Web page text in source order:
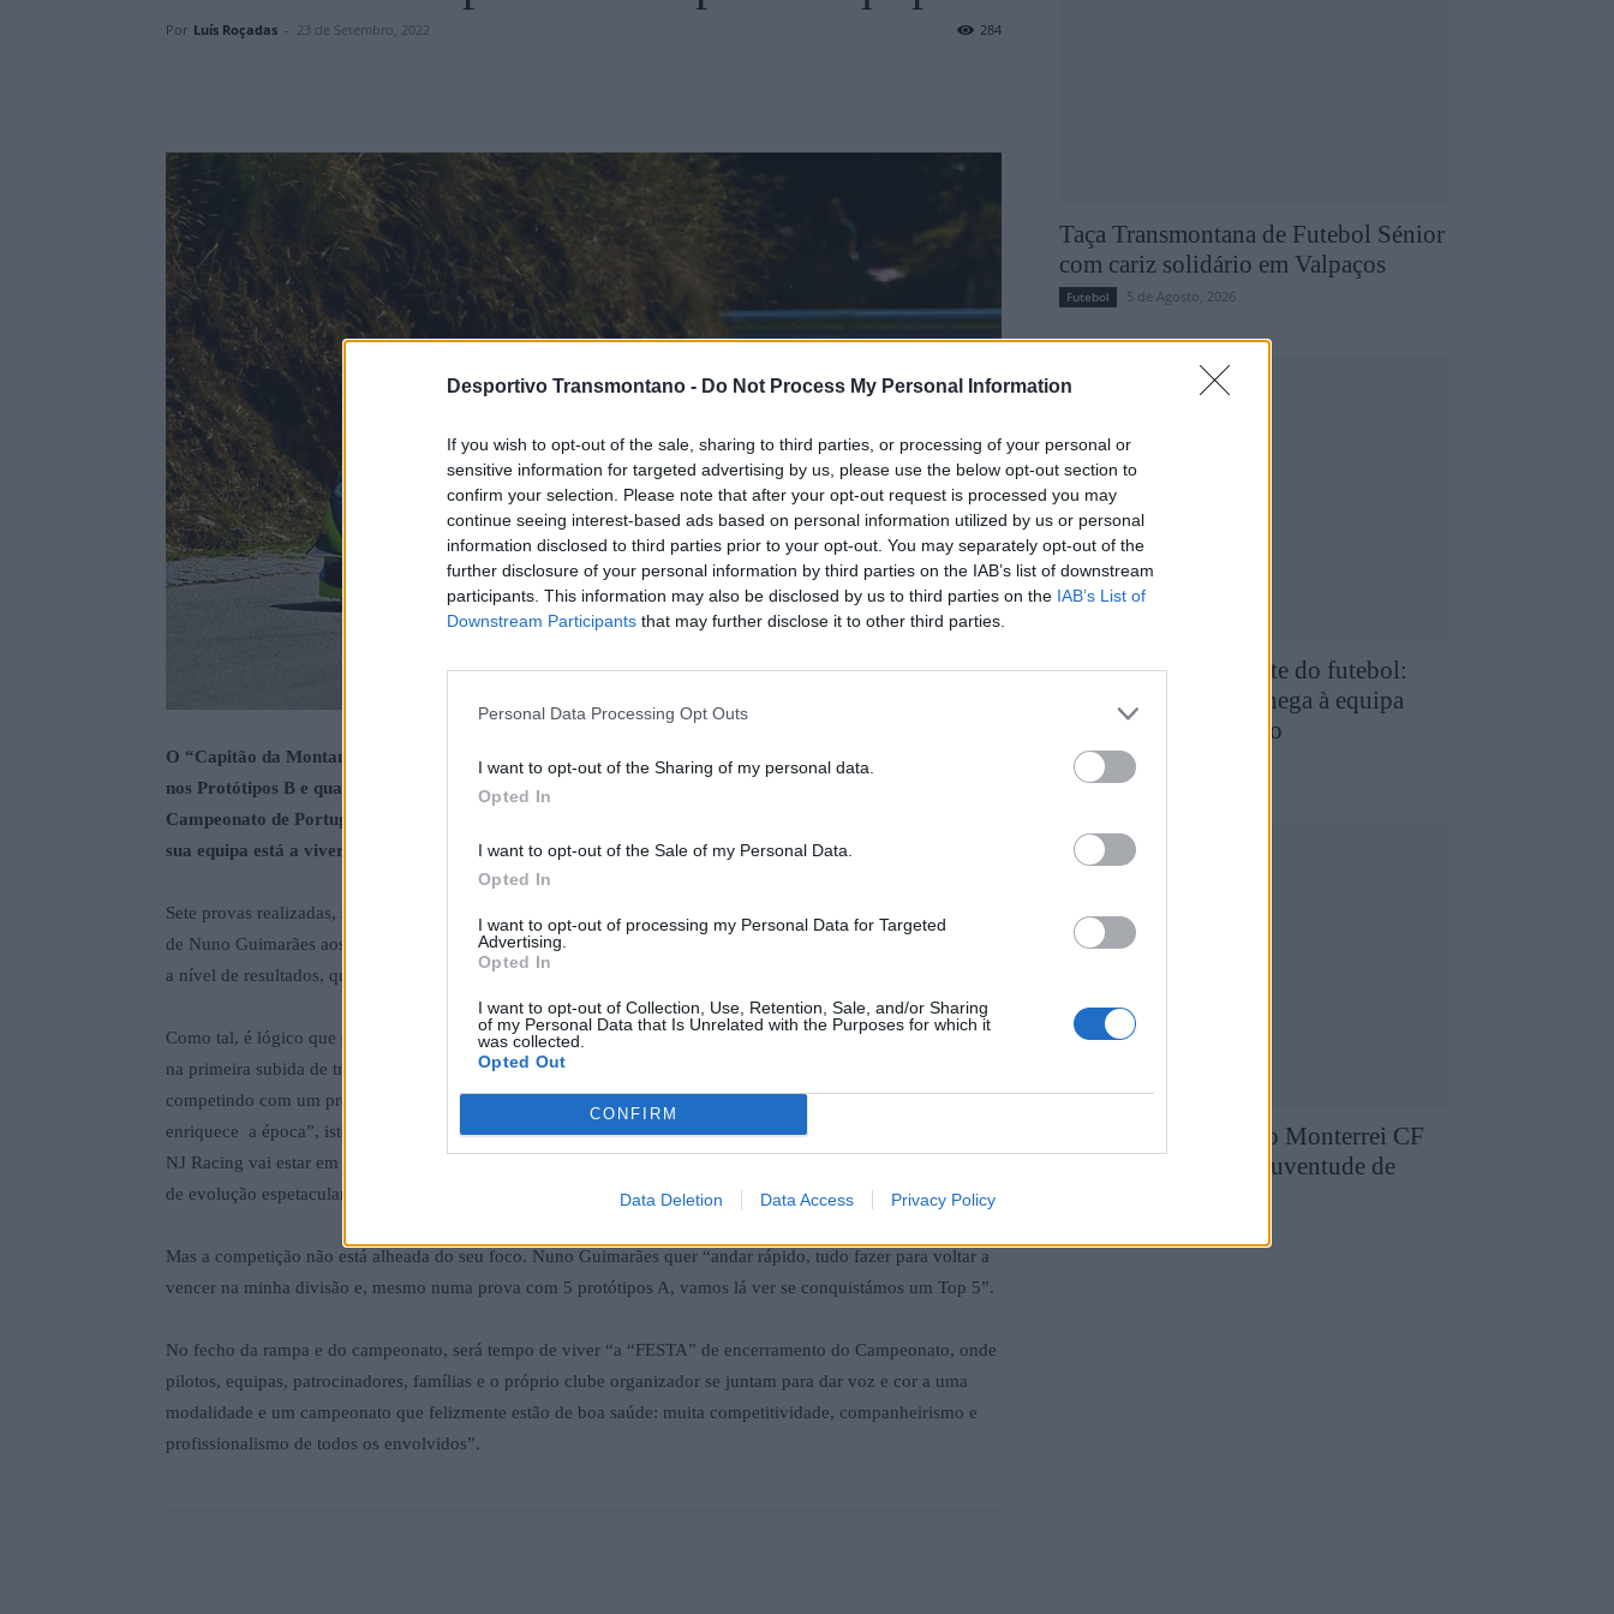
Desportivo Transmontano - Do Not Process My Personal Information
If you wish to opt-out of the sale, sharing to third parties, or processing of your personal or
sensitive information for targeted advertising by us, please use the below opt-out section to
confirm your selection. Please note that after your opt-out request is processed you may
continue seeing interest-based ads based on personal information utilized by us or personal
information disclosed to third parties prior to your opt-out. You may separately opt-out of the
further disclosure of your personal information by third parties on the IAB’s list of downstream
participants. This information may also be disclosed by us to third parties on the IAB’s List of
Downstream Participants that may further disclose it to other third parties.
Personal Data Processing Opt Outs
I want to opt-out of the Sharing of my personal data.
Opted In
I want to opt-out of the Sale of my Personal Data.
Opted In
I want to opt-out of processing my Personal Data for Targeted
Advertising.
Opted In
I want to opt-out of Collection, Use, Retention, Sale, and/or Sharing
of my Personal Data that Is Unrelated with the Purposes for which it
was collected.
Opted Out
CONFIRM
Data Deletion Data Access Privacy Policy
Por Luís Roçadas - 23 de Setembro, 2022 284
O “Capitão da Montanha” e carismático piloto da NJ Racing já tem tudo resolvido quanto à vitória final
nos Protótipos B e quase de vez no que concerne ao fabuloso pódio absoluto que ocupará no fecho deste
Campeonato de Portugal de Montanha JC Group. Em Boticas, quer comemorar a época de sonho que a
sua equipa está a viver, sem enjeitar estar na luta pelos lugares de topo.
Sete provas realizadas, sete triunfos na sua divisão e quatro presenças no pódio absoluto. Eis a saga triunfante
de Nuno Guimarães aos comandos do seu SilverCar S2 durante a presente época que tem sido “de sonho, quer
a nível de resultados, quer a nível de fiabilidade e performance do SilverCar S2!”.
Como tal, é lógico que o “Capitão” vá para a Rampa de Boticas com “sensação de dever cumprido. Garantirei
na primeira subida de treinos o 3ª lugar da geral do Campeonato, o que me deixa muito feliz e honrado, pois
competindo com um protótipo menos competitivo face aos da Divisão A, é um prémio extraordinário que
enriquece a época”, isto já “depois de no Caramulo ter garantido o título nos Protótipos B. Para alem disso a
NJ Racing vai estar em Boticas em máxima força com o Toni a lutar pela vitória e a Rute a apresentar um nível
de evolução espetacular!”.
Mas a competição não está alheada do seu foco. Nuno Guimarães quer “andar rápido, tudo fazer para voltar a
vencer na minha divisão e, mesmo numa prova com 5 protótipos A, vamos lá ver se conquistámos um Top 5”.
No fecho da rampa e do campeonato, será tempo de viver “a “FESTA” de encerramento do Campeonato, onde
pilotos, equipas, patrocinadores, famílias e o próprio clube organizador se juntam para dar voz e cor a uma
modalidade e um campeonato que felizmente estão de boa saúde: muita competitividade, companheirismo e
profissionalismo de todos os envolvidos”.
Taça Transmontana de Futebol Sénior
com cariz solidário em Valpaços
Futebol 5 de Agosto, 2026
De Favaios para a elite do futebol:
Guilherme Chaves chega à equipa
principal do FC Porto
Futebol 5 de Agosto, 2026
Bruno Silva reforça o Monterrei CF
após três épocas no Juventude de